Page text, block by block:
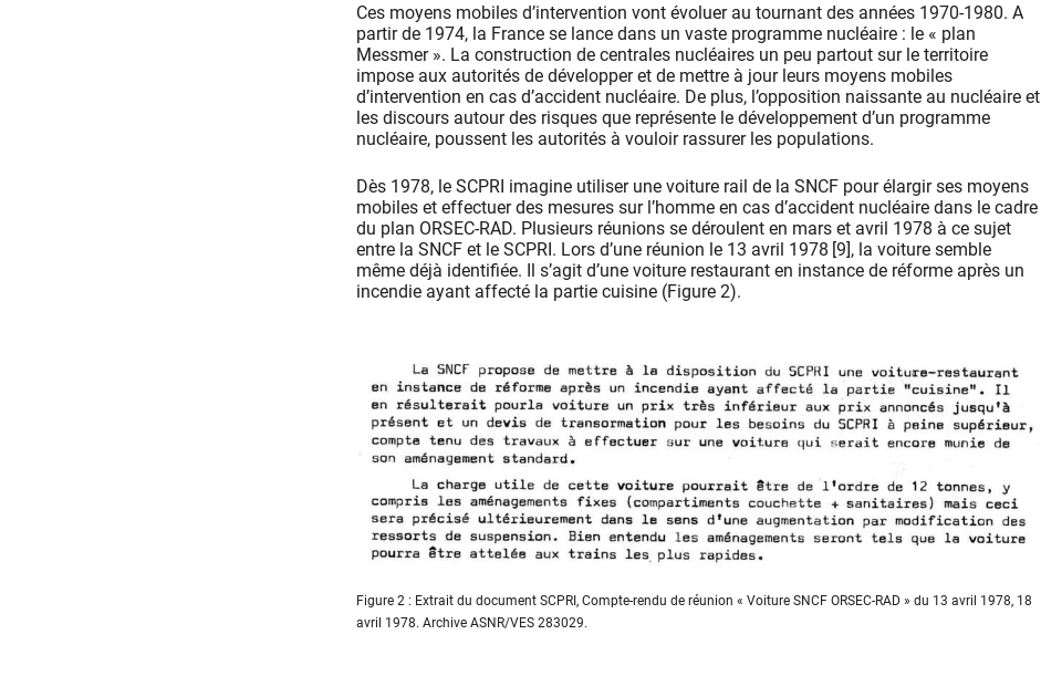
Ces moyens mobiles d’intervention vont évoluer au tournant des années 1970-1980. A
partir de 1974, la France se lance dans un vaste programme nucléaire : le « plan
Messmer ». La construction de centrales nucléaires un peu partout sur le territoire
impose aux autorités de développer et de mettre à jour leurs moyens mobiles
d’intervention en cas d’accident nucléaire. De plus, l’opposition naissante au nucléaire et
les discours autour des risques que représente le développement d’un programme
nucléaire, poussent les autorités à vouloir rassurer les populations.
Dès 1978, le SCPRI imagine utiliser une voiture rail de la SNCF pour élargir ses moyens
mobiles et effectuer des mesures sur l’homme en cas d’accident nucléaire dans le cadre
du plan ORSEC-RAD. Plusieurs réunions se déroulent en mars et avril 1978 à ce sujet
entre la SNCF et le SCPRI. Lors d’une réunion le 13 avril 1978 [9], la voiture semble
même déjà identifiée. Il s’agit d’une voiture restaurant en instance de réforme après un
incendie ayant affecté la partie cuisine (Figure 2).
Figure 2 : Extrait du document SCPRI, Compte-rendu de réunion « Voiture SNCF ORSEC-RAD » du 13 avril 1978, 18
avril 1978. Archive ASNR/VES 283029.